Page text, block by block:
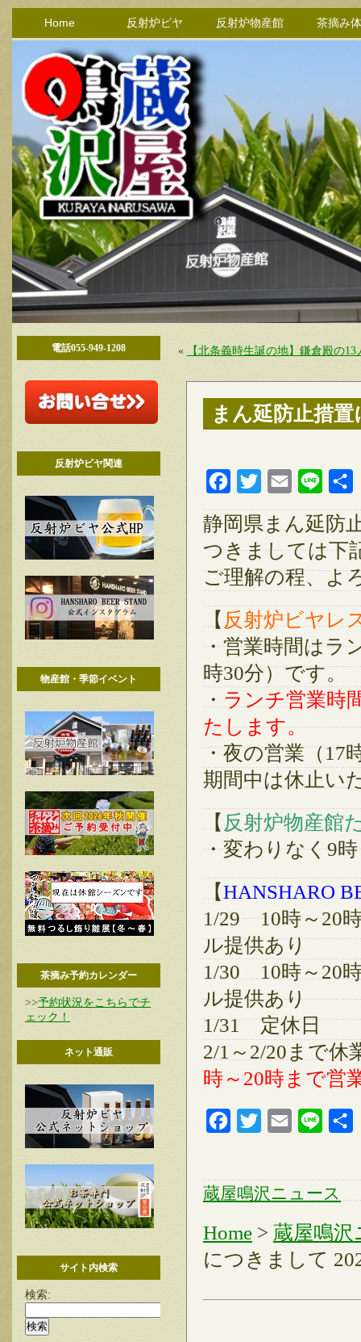
Home 反射炉ビヤ 反射炉物産館 茶摘み
電話055-949-1208
反射炉ビヤ関連
物産館・季節イベント
茶摘み予約カレンダー
>>予約状況をこちらでチ
ェック！
ネット通販
サイト内検索
検索:
« 【北条義時生誕の地】鎌倉殿の
まん延防止措
FacebookTwitter Email Line
静岡県まん延防
つきましては下
ご理解の程、よ
【 反射炉ビヤレ
・営業時間はラ
時30分）です。
・ ランチ営業時
たします。
・夜の営業（17
期間中は休止い
【 反射炉物産館
・変わりなく9
【HANSHARO
1/29 10時～20
ル提供あり
1/30 10時～20
ル提供あり
1/31 定休日
2/1～2/20まで
時～20時まで営
FacebookTwitter Email Line
蔵屋鳴沢ニュース
Home > 蔵屋鳴沢
につきまして